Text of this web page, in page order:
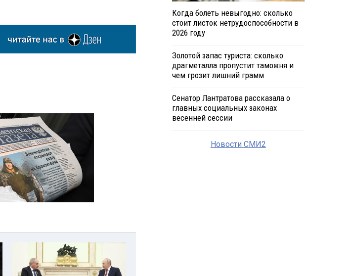
Когда болеть невыгодно: сколько
стоит листок нетрудоспособности в
2026 году
Золотой запас туриста: сколько
драгметалла пропустит таможня и
чем грозит лишний грамм
Сенатор Лантратова рассказала о
главных социальных законах
весенней сессии
Новости СМИ2